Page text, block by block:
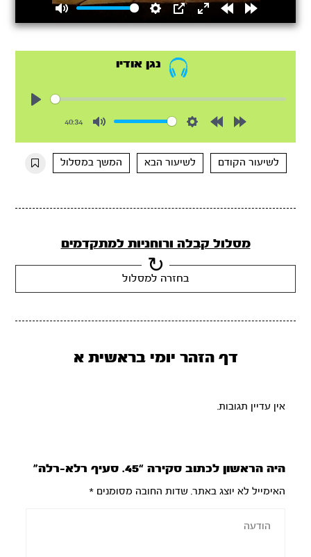
Mute Settings
PIP
EnterRewindForward
נגן אודיו
40:34
10s
10s
לשיעור הקודם
לשיעור הבא המשך במסלול
מסלול קבלה ורוחניות למתקדמים
בחזרה למסלול
דף הזהר יומי בראשית א
אין עדיין תגובות.
היה הראשון לכתוב סקירה “45. סעיף רלא-רלה”
האימייל לא יוצג באתר. שדות החובה מסומנים*